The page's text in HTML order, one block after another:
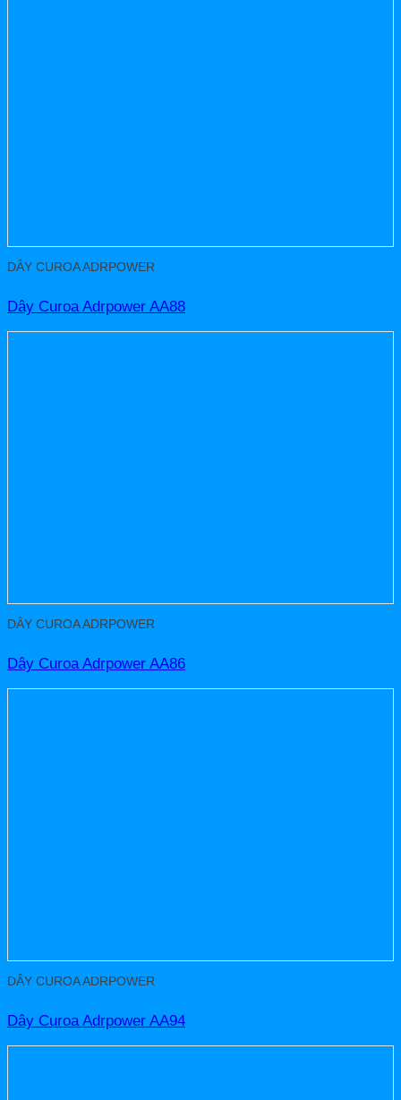
DÂY CUROA ADRPOWER
Dây Curoa Adrpower AA88
DÂY CUROA ADRPOWER
Dây Curoa Adrpower AA86
DÂY CUROA ADRPOWER
Dây Curoa Adrpower AA94